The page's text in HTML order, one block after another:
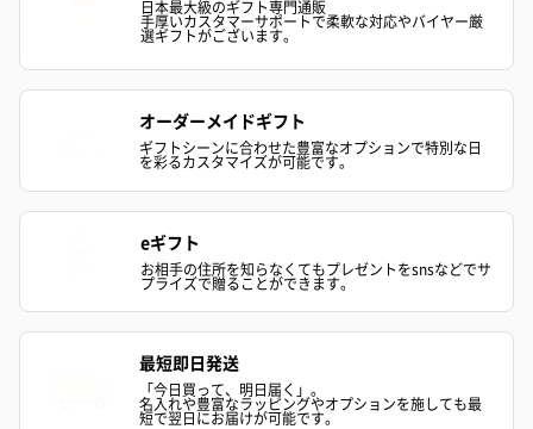
日本最大級のギフト専門通販
手厚いカスタマーサポートで柔軟な対応やバイヤー厳
選ギフトがございます。
オーダーメイドギフト
ギフトシーンに合わせた豊富なオプションで特別な日
を彩るカスタマイズが可能です。
eギフト
お相手の住所を知らなくてもプレゼントをsnsなどでサ
プライズで贈ることができます。
最短即日発送
「今日買って、明日届く」。
名入れや豊富なラッピングやオプションを施しても最
短で翌日にお届けが可能です。